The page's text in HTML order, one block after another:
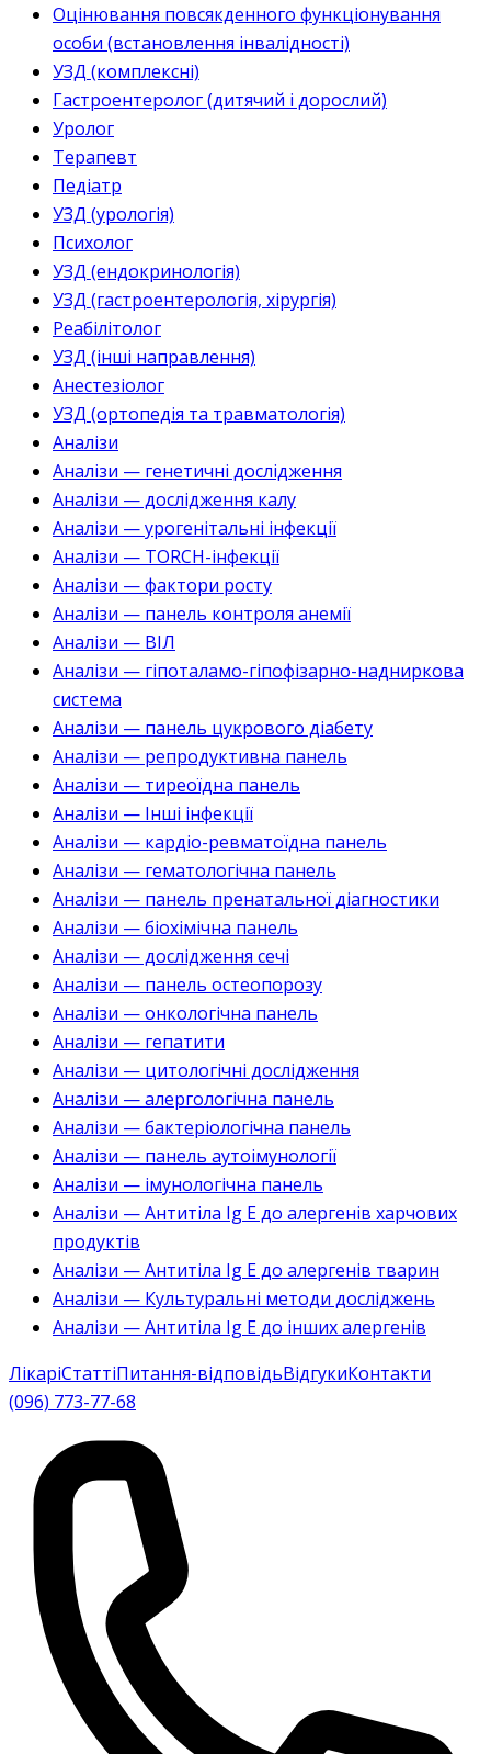
Оцінювання повсякденного функціонування
особи (встановлення інвалідності)
УЗД (комплексні)
Гастроентеролог (дитячий і дорослий)
Уролог
Терапевт
Педіатр
УЗД (урологія)
Психолог
УЗД (ендокринологія)
УЗД (гастроентерологія, хірургія)
Реабілітолог
УЗД (інші направлення)
Анестезіолог
УЗД (ортопедія та травматологія)
Аналізи
Аналізи — генетичні дослідження
Аналізи — дослідження калу
Аналізи — урогенітальні інфекції
Аналізи — TORCH-інфекції
Аналізи — фактори росту
Аналізи — панель контроля анемії
Аналізи — ВІЛ
Аналізи — гіпоталамо-гіпофізарно-надниркова
система
Аналізи — панель цукрового діабету
Аналізи — репродуктивна панель
Аналізи — тиреоїдна панель
Аналізи — Інші інфекції
Аналізи — кардіо-ревматоїдна панель
Аналізи — гематологічна панель
Аналізи — панель пренатальної діагностики
Аналізи — біохімічна панель
Аналізи — дослідження сечі
Аналізи — панель остеопорозу
Аналізи — онкологічна панель
Аналізи — гепатити
Аналізи — цитологічні дослідження
Аналізи — алергологічна панель
Аналізи — бактеріологічна панель
Аналізи — панель аутоімунології
Аналізи — імунологічна панель
Аналізи — Антитіла Ig E до алергенів харчових
продуктів
Аналізи — Антитіла Ig E до алергенів тварин
Аналізи — Культуральні методи досліджень
Аналізи — Антитіла Ig E до інших алергенів
ЛікаріСтаттіПитання-відповідьВідгукиКонтакти
(096) 773-77-68